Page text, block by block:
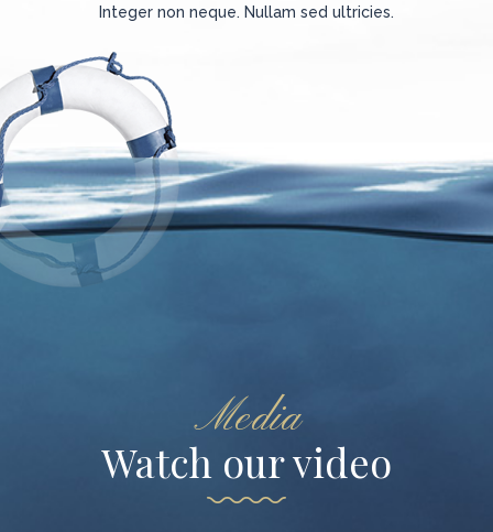
Integer non neque. Nullam sed ultricies.
Media
Watch our video